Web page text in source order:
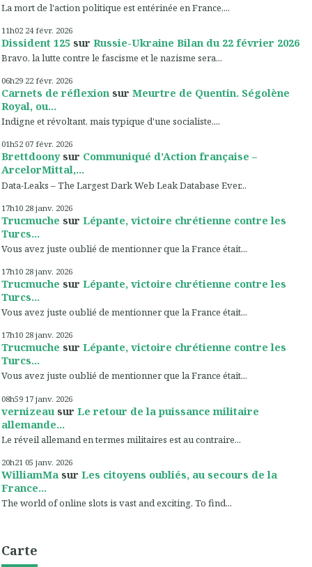
La mort de l'action politique est entérinée en France,...
11h02 24 févr. 2026
Dissident 125 sur Russie-Ukraine Bilan du 22 février 2026
Bravo, la lutte contre le fascisme et le nazisme sera...
06h29 22 févr. 2026
Carnets de réflexion sur Meurtre de Quentin. Ségolène
Royal, ou...
Indigne et révoltant, mais typique d'une socialiste....
01h52 07 févr. 2026
Brettdoonysur Communiqué d’Action française –
ArcelorMittal,...
Data-Leaks – The Largest Dark Web Leak Database Ever...
17h10 28 janv. 2026
Trucmuche sur Lépante, victoire chrétienne contre les
Turcs...
Vous avez juste oublié de mentionner que la France était...
17h10 28 janv. 2026
Trucmuche sur Lépante, victoire chrétienne contre les
Turcs...
Vous avez juste oublié de mentionner que la France était...
17h10 28 janv. 2026
Trucmuche sur Lépante, victoire chrétienne contre les
Turcs...
Vous avez juste oublié de mentionner que la France était...
08h59 17 janv. 2026
vernizeau sur Le retour de la puissance militaire
allemande...
Le réveil allemand en termes militaires est au contraire...
20h21 05 janv. 2026
WilliamMa sur Les citoyens oubliés, au secours de la
France...
The world of online slots is vast and exciting. To find...
Carte